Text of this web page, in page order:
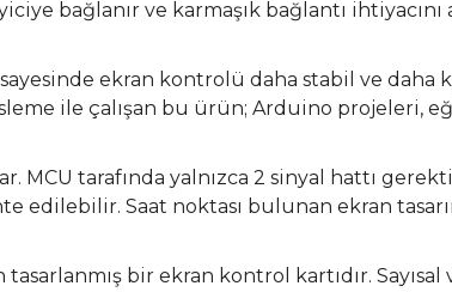
bağlanır ve karmaşık bağlantı ihtiyacını
ekran kontrolü daha stabil ve
ile çalışan bu ürün; Arduino
MCU tarafında yalnızca 2 sinyal hattı
edilebilir. Saat noktası bulunan ekran
bir ekran kontrol kartıdır.